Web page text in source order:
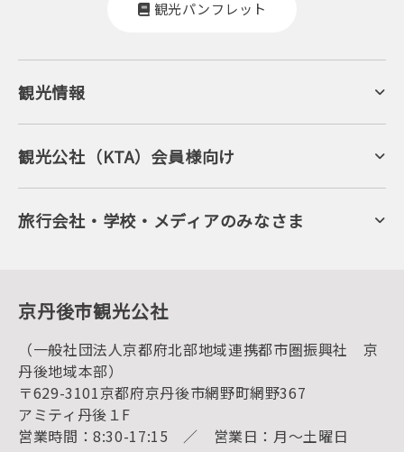
観光パンフレット
観光情報
京丹後について
ジオパークの絶景
キャンプ・グランピング
自然景観
旬の食
フルーツ
美術館・資料館
観光
海水浴
キャンプ
お宿探し
宿泊・日帰り予約（空室検索）
予約照会・予約キャンセル
宿泊施設一覧（お宿比較ページ）
アクセス
お知らせ
イベント情報
観光公社（KTA）会員様向け
KTA会員コミュニティ
会員向けサービス
KTAニュースレター
会員加入・会員情報（会員規程）
旅行会社・学校・メディアのみなさま
プレスリリース
京丹後市観光公社
（一般社団法人京都府北部地域連携都市圏振興社 京
丹後地域本部）
〒629-3101京都府京丹後市網野町網野367
アミティ丹後１F
営業時間：8:30-17:15 ／ 営業日：月～土曜日